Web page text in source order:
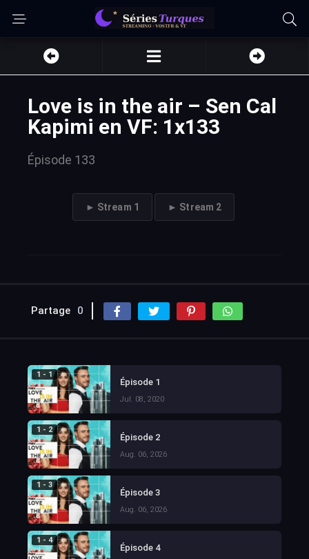
Love is in the air – Sen Cal
Kapimi en VF: 1x133
Épisode 133
► Stream 1 ► Stream 2
Partage 0
1 - 1
Épisode 1
Jul. 08, 2020
1 - 2
Épisode 2
Aug. 06, 2026
1 - 3
Épisode 3
Aug. 06, 2026
1 - 4
Épisode 4